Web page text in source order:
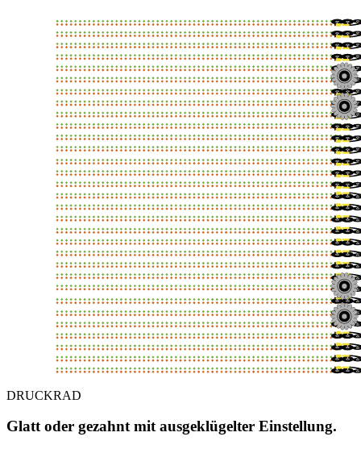
DRUCKRAD
Glatt oder gezahnt mit ausgeklügelter Einstellung.